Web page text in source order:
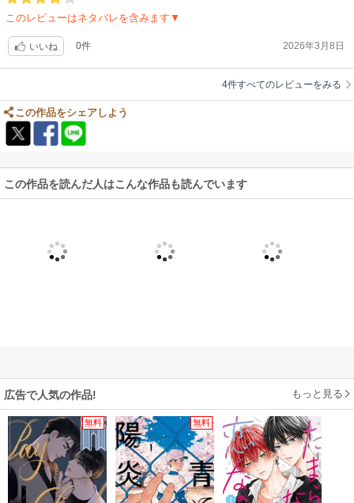
このレビューはネタバレを含みます▼
いいね 0件 2026年3月8日
4件すべてのレビューをみる
この作品をシェアしよう
この作品を読んだ人はこんな作品も読んでいます
広告で人気の作品! もっと見る
無料 無料